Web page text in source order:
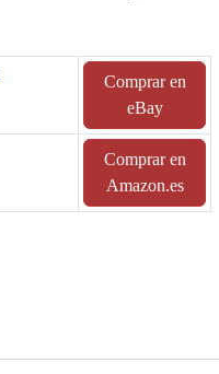
Comprar en
eBay
Comprar en
Amazon.es